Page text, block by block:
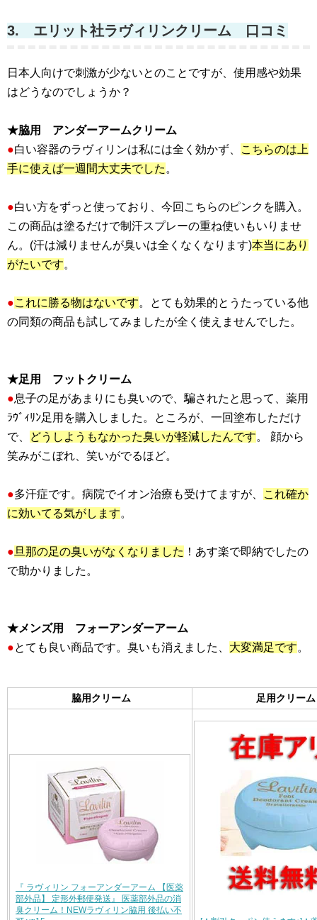
3. エリット社ラヴィリンクリーム 口コミ
日本人向けで刺激が少ないとのことですが、使用感や効果
はどうなのでしょうか？
★脇用 アンダーアームクリーム
●白い容器のラヴィリンは私には全く効かず、
こちらのは上
手に使えば一週間大丈夫でした 。
●白い方をずっと使っており、今回こちらのピンクを購入。
この商品は塗るだけで制汗スプレーの重ね使いもいりませ
ん。(汗は減りませんが臭いは全くなくなります)本当にあり
がたいです。
●これに勝る物はないです。とても効果的とうたっている他
の同類の商品も試してみましたが全く使えませんでした。
★足用 フットクリーム
●息子の足があまりにも臭いので、騙されたと思って、薬用
ﾗｳﾞｨﾘﾝ足用を購入しました。ところが、一回塗布しただけ
で、
どうしようもなかった臭いが軽減したんです。 顔から
笑みがこぼれ、笑いがでるほど。
●多汗症です。病院でイオン治療も受けてますが、
これ確か
に効いてる気がします。
● 旦那の足の臭いがなくなりました ！あす楽で即納でしたの
で助かりました。
★メンズ用 フォーアンダーアーム
●とても良い商品です。臭いも消えました、 大変満足です。
脇用クリーム 足用クリーム
『 ラヴィリン フォーアンダーアーム 【医薬
部外品】 定形外郵便発送』 医薬部外品の消
臭クリーム！NEWラヴィリン脇用 後払い不